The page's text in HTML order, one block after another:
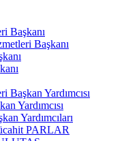
Başkanı
Başkanı
Başkan Yardımcısı
Yardımcısı
Yardımcıları
PARLAR